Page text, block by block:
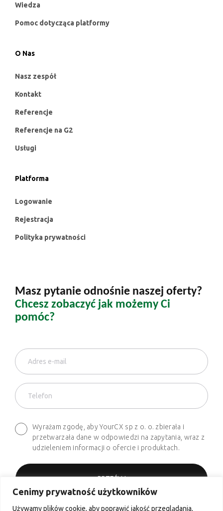
Cenimy prywatność użytkowników
Używamy plików cookie, aby poprawić jakość przeglądania,
Wiedza
Pomoc dotycząca platformy
O Nas
Nasz zespół
Kontakt
Referencje
Referencje na G2
Usługi
Platforma
Logowanie
Rejestracja
Polityka prywatności
Masz pytanie odnośnie naszej oferty?
Chcesz zobaczyć jak możemy Ci
pomóc?
Wyrażam zgodę, aby YourCX sp z o. o. zbierała i
przetwarzała dane w odpowiedzi na zapytania, wraz z
udzieleniem informacji o ofercie i produktach.